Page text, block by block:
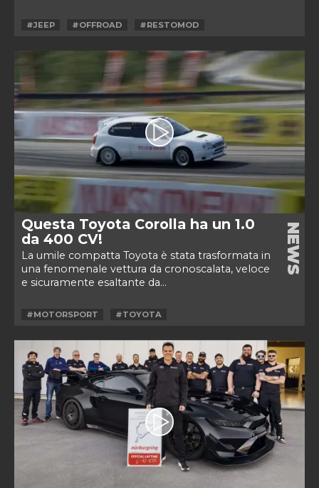
#JEEP #OFFROAD #RESTOMOD
Questa Toyota Corolla ha un 1.0
da 400 CV!
La umile compatta Toyota è stata trasformata in
una fenomenale vettura da cronoscalata, veloce
e sicuramente esaltante da...
NEWS
#MOTORSPORT #TOYOTA